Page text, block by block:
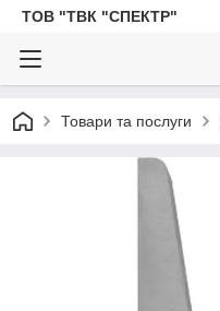
ТОВ "ТВК "СПЕКТР"
Товари та послуги